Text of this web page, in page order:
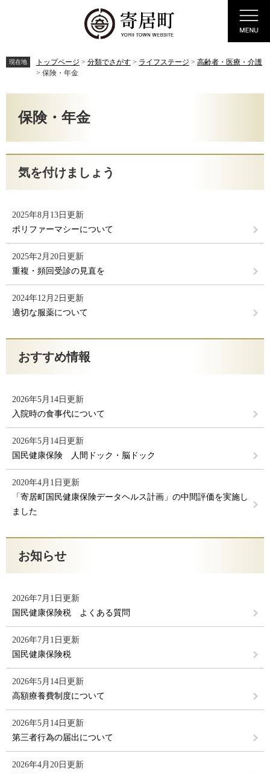
先
頭
す。
を
飛
し
現在地 トップページ > 分類でさがす > ライフステージ > 高齢者・医療・介護
> 保険・年金
保険・年金
気を付けましょう
2025年8月13日更新
ポリファーマシーについて
2025年2月20日更新
重複・頻回受診の見直を
2024年12月2日更新
適切な服薬について
おすすめ情報
2026年5月14日更新
入院時の食事代について
2026年5月14日更新
国民健康保険 人間ドック・脳ドック
2020年4月1日更新
「寄居町国民健康保険データヘルス計画」の中間評価を実施し
ました
お知らせ
2026年7月1日更新
国民健康保険税 よくある質問
2026年7月1日更新
国民健康保険税
2026年5月14日更新
高額療養費制度について
2026年5月14日更新
第三者行為の届出について
2026年4月20日更新